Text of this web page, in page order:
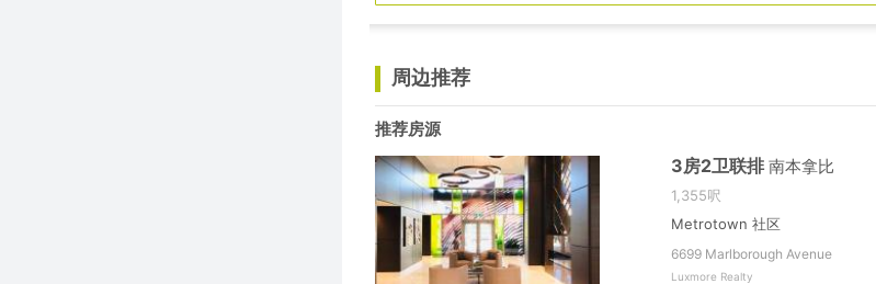
周边推荐
推荐房源
3房2卫联排南本拿比
1,355呎
Metrotown 社区
6699 Marlborough Avenue
Luxmore Realty